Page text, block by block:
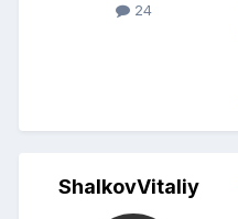
24
ShalkovVitaliy